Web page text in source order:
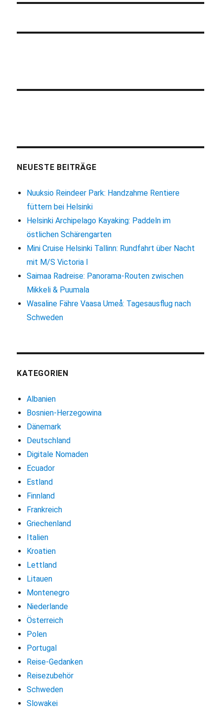
NEUESTE BEITRÄGE
Nuuksio Reindeer Park: Handzahme Rentiere
füttern bei Helsinki
Helsinki Archipelago Kayaking: Paddeln im
östlichen Schärengarten
Mini Cruise Helsinki Tallinn: Rundfahrt über Nacht
mit M/S Victoria I
Saimaa Radreise: Panorama-Routen zwischen
Mikkeli & Puumala
Wasaline Fähre Vaasa Umeå: Tagesausflug nach
Schweden
KATEGORIEN
Albanien
Bosnien-Herzegowina
Dänemark
Deutschland
Digitale Nomaden
Ecuador
Estland
Finnland
Frankreich
Griechenland
Italien
Kroatien
Lettland
Litauen
Montenegro
Niederlande
Österreich
Polen
Portugal
Reise-Gedanken
Reisezubehör
Schweden
Slowakei